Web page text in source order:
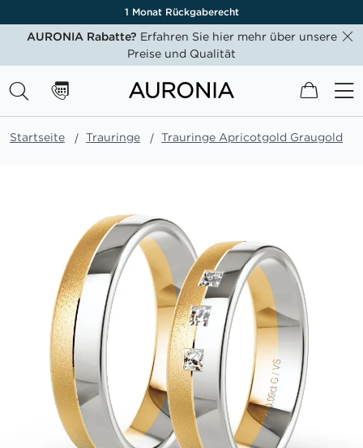
1 Monat Rückgaberecht
AURONIA Rabatte? Erfahren Sie hier mehr über unsere
Preise und Qualität
Mein
Startseite Trauringe Trauringe Apricotgold Graugold